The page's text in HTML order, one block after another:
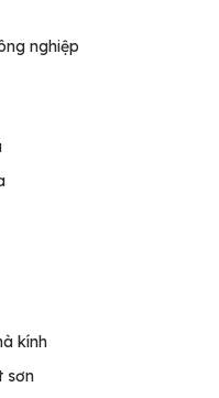
nghiệp
kính
sơn